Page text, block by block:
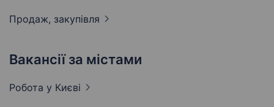
Продаж, закупівля
Вакансії за містами
Робота у Києві